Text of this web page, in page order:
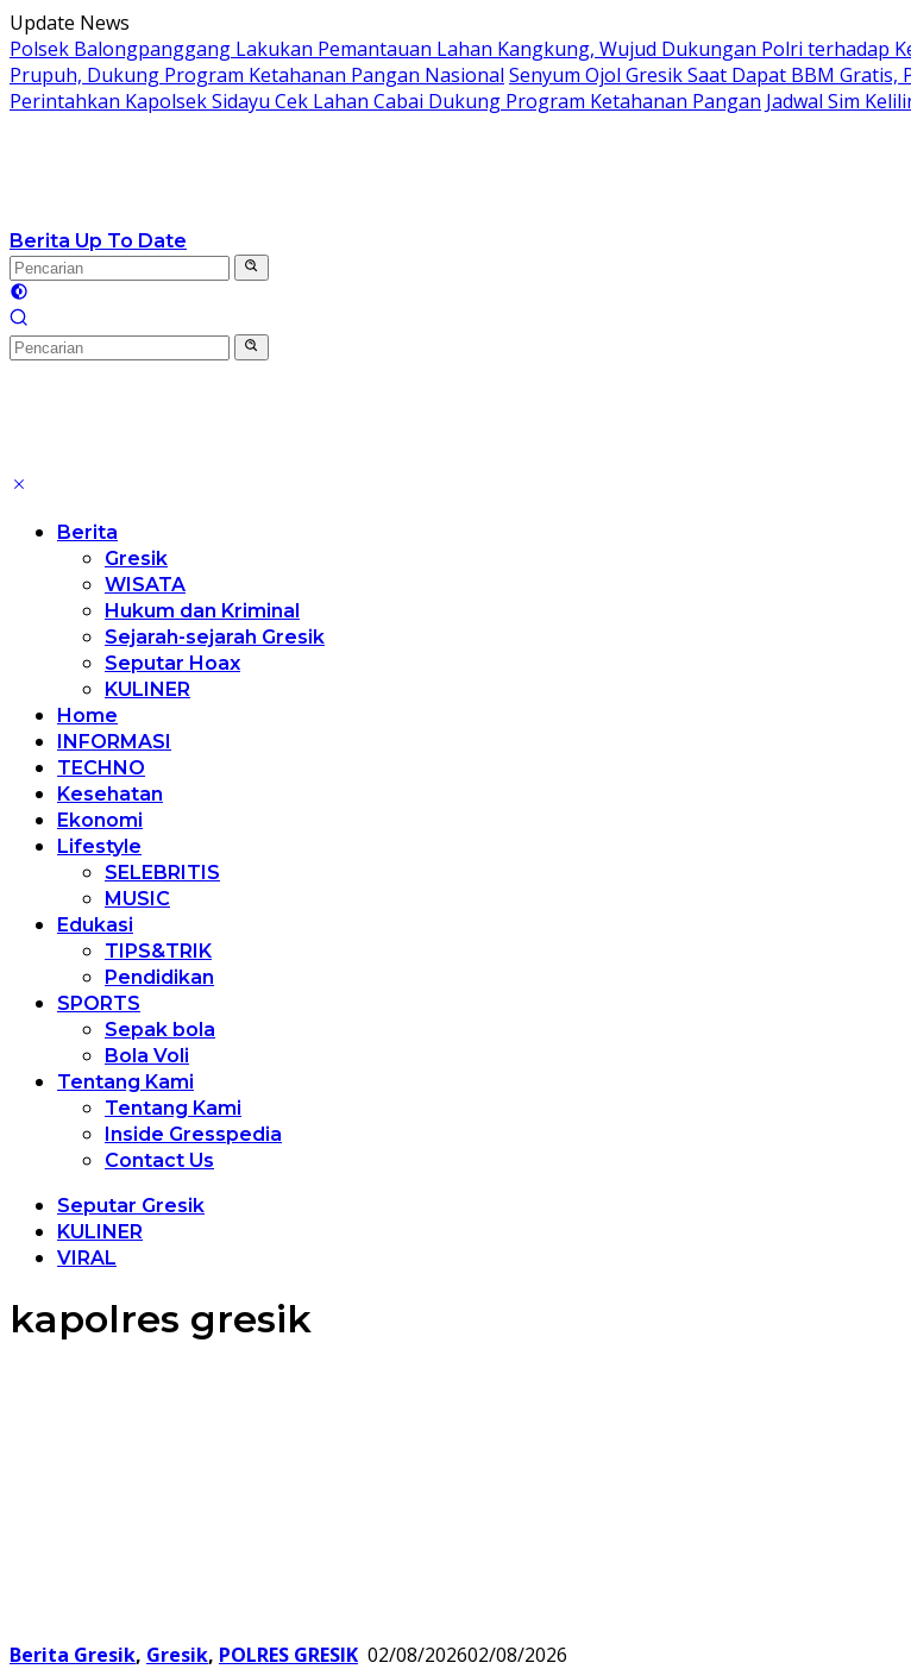
Langsung
ke
konten
Update News
Polsek Balongpanggang Lakukan Pemantauan Lahan Kangkung, Wujud Dukungan Polri terhadap
Prupuh, Dukung Program Ketahanan Pangan Nasional Senyum Ojol Gresik Saat Dapat BBM Gratis,
Perintahkan Kapolsek Sidayu Cek Lahan Cabai Dukung Program Ketahanan Pangan Jadwal Sim
Berita Up To Date
Berita
Gresik
WISATA
Hukum dan Kriminal
Sejarah-sejarah Gresik
Seputar Hoax
KULINER
Home
INFORMASI
TECHNO
Kesehatan
Ekonomi
Lifestyle
SELEBRITIS
MUSIC
Edukasi
TIPS&TRIK
Pendidikan
SPORTS
Sepak bola
Bola Voli
Tentang Kami
Tentang Kami
Inside Gresspedia
Contact Us
Seputar Gresik
KULINER
VIRAL
kapolres gresik
Berita Gresik, Gresik, POLRES GRESIK 02/08/202602/08/2026